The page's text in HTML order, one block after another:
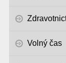
Volný čas